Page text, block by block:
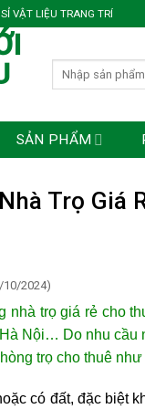
VẬT LIỆU TRANG TRÍ
Tìm
SẢN PHẨM
Trọ Giá
10/2024)
nhà trọ giá rẻ cho
Nội… Do nhu cầu
trọ cho thuê
có đất, đặc biệt